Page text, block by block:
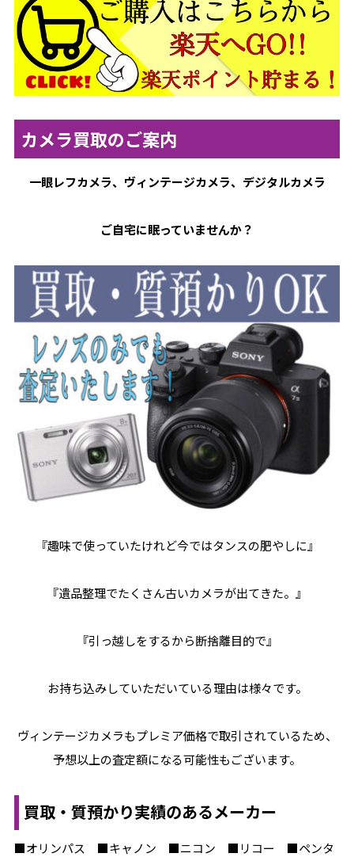
カメラ買取のご案内
一眼レフカメラ、ヴィンテージカメラ、デジタルカメラ
ご自宅に眠っていませんか？
『趣味で使っていたけれど今ではタンスの肥やしに』
『遺品整理でたくさん古いカメラが出てきた。』
『引っ越しをするから断捨離目的で』
お持ち込みしていただいている理由は様々です。
ヴィンテージカメラもプレミア価格で取引されているため、
予想以上の査定額になる可能性もございます。
買取・質預かり実績のあるメーカー
■オリンパス ■キャノン ■ニコン ■リコー ■ペンタ